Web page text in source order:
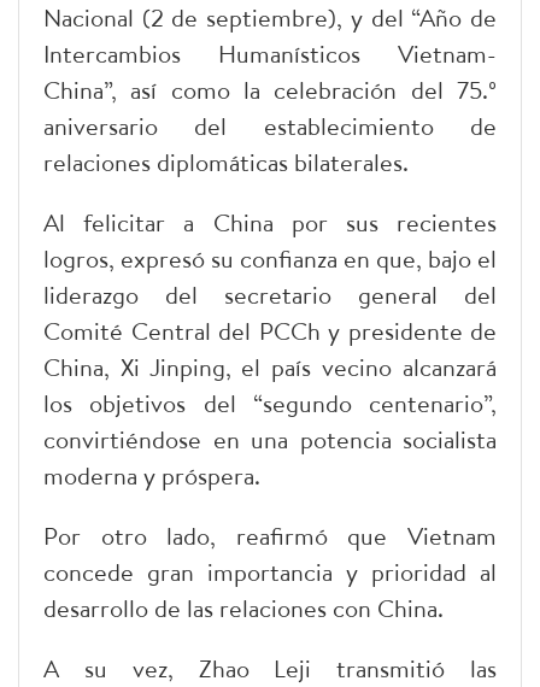
Nacional (2 de septiembre), y del “Año de
Intercambios Humanísticos Vietnam-
China”, así como la celebración del 75.º
aniversario del establecimiento de
relaciones diplomáticas bilaterales.
Al felicitar a China por sus recientes
logros, expresó su confianza en que, bajo el
liderazgo del secretario general del
Comité Central del PCCh y presidente de
China, Xi Jinping, el país vecino alcanzará
los objetivos del “segundo centenario”,
convirtiéndose en una potencia socialista
moderna y próspera.
Por otro lado, reafirmó que Vietnam
concede gran importancia y prioridad al
desarrollo de las relaciones con China.
A su vez, Zhao Leji transmitió las